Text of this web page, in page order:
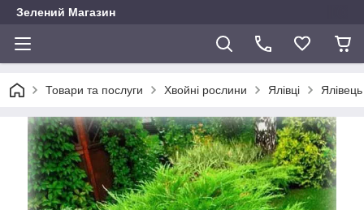
Зелений Магазин
Товари та послуги Хвойні рослини Ялівці